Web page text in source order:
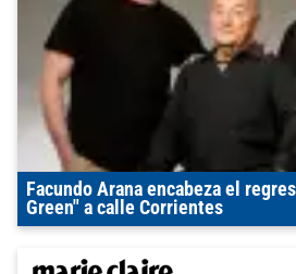
Facundo Arana encabeza el
Green" a calle Corrientes